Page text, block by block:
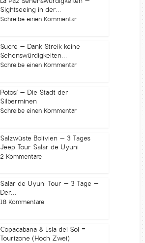
Sightseeing in der...
Schreibe einen Kommentar
Sucre – Dank Streik keine
Sehenswürdigkeiten...
Schreibe einen Kommentar
Potosí – Die Stadt der
Silberminen
Schreibe einen Kommentar
Salzwüste Bolivien – 3 Tages
Jeep Tour Salar de Uyuni
2 Kommentare
Salar de Uyuni Tour – 3 Tage –
Der...
18 Kommentare
Copacabana & Isla del Sol =
Tourizone (Hoch Zwei)